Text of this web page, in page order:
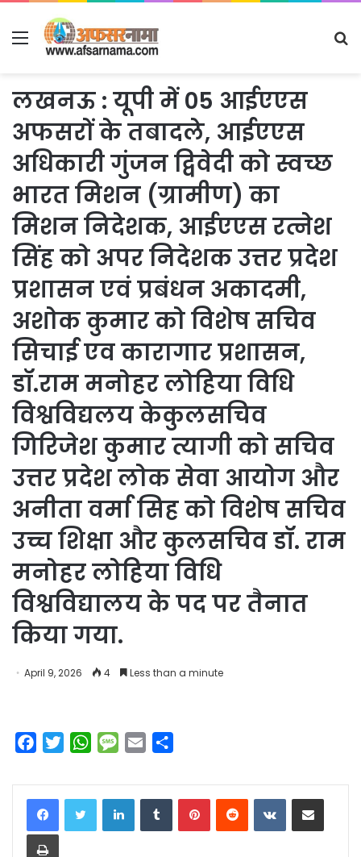
Menu
लखनऊ : यूपी में 05 आईएएस
अफसरों के तबादले, आईएएस
अधिकारी गुंजन द्विवेदी को स्वच्छ
भारत मिशन (ग्रामीण) का
मिशन निदेशक, आईएएस रत्नेश
सिंह को अपर निदेशक उत्तर प्रदेश
प्रशासन एवं प्रबंधन अकादमी,
अशोक कुमार को विशेष सचिव
सिचाई एव कारागार प्रशासन,
डॉ.राम मनोहर लोहिया विधि
विश्वविद्यलय केकुलसचिव
गिरिजेश कुमार त्यागी को सचिव
उत्तर प्रदेश लोक सेवा आयोग और
अनीता वर्मा सिह को विशेष सचिव
उच्च शिक्षा और कुलसचिव डॉ. राम
मनोहर लोहिया विधि
विश्वविद्यालय के पद पर तैनात
किया गया.
April 9, 2026 4 Less than a minute
c
e
b
o
i
t
t
W
a
t
s
M
s
s
a
a
i
a
r
e
LinkedInTumblrPinterestReddit VKontakteShare via Email
Print